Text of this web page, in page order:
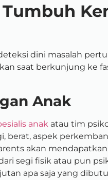
dini masalah
saat berkunjung ke
Anak
anak atau tim
berat, aspek
akan
segi fisik atau pun
apa saja yang